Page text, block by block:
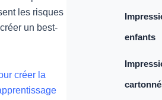
les risques
un best-
créer la
enfants